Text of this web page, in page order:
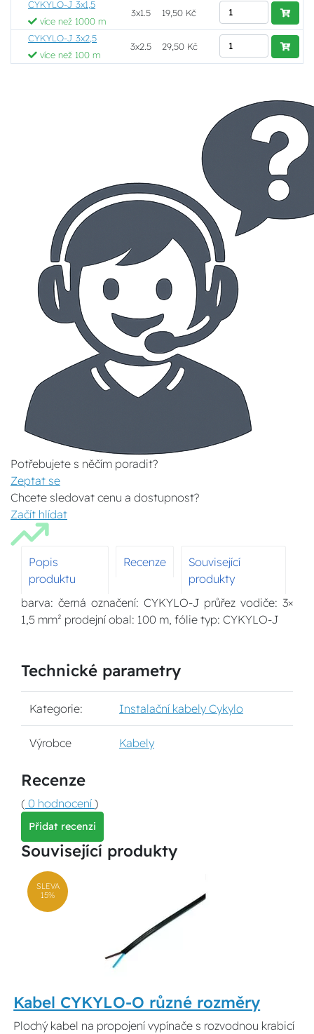
CYKYLO-J 3x1,5
více než 1000 m
3x1.5 19,50 Kč
CYKYLO-J 3x2,5
více než 100 m
3x2.5 29,50 Kč
Potřebujete s něčím poradit?
Zeptat se
Chcete sledovat cenu a dostupnost?
Začít hlídat
Popis
produktu
Recenze
Související
produkty
barva: černá označení: CYKYLO-J průřez vodiče: 3×
1,5 mm² prodejní obal: 100 m, fólie typ: CYKYLO-J
Technické parametry
Kategorie: Instalační kabely Cykylo
Výrobce Kabely
Recenze
( 0 hodnocení )
Přidat recenzi
Související produkty
SLEVA
15%
Kabel CYKYLO-O různé rozměry
Plochý kabel na propojení vypínače s rozvodnou krabicí